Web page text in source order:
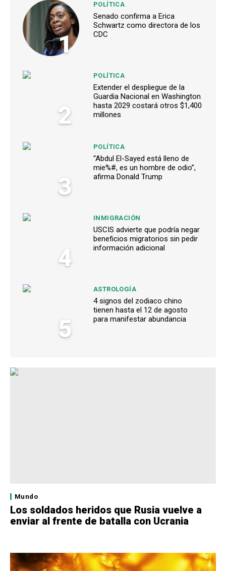
1
POLÍTICA
Senado confirma a Erica
Schwartz como directora de los
CDC
2
POLÍTICA
Extender el despliegue de la
Guardia Nacional en Washington
hasta 2029 costará otros $1,400
millones
3
POLÍTICA
“Abdul El-Sayed está lleno de
mie%#, es un hombre de odio”,
afirma Donald Trump
4
INMIGRACIÓN
USCIS advierte que podría negar
beneficios migratorios sin pedir
información adicional
5
ASTROLOGÍA
4 signos del zodiaco chino
tienen hasta el 12 de agosto
para manifestar abundancia
Mundo
Los soldados heridos que Rusia vuelve a
enviar al frente de batalla con Ucrania